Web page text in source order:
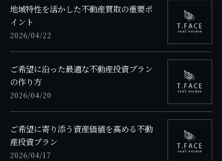
地域特性を活かした不動産買取の重要ポ
イント
2026/04/22
ご希望に沿った最適な不動産投資プラン
の作り方
2026/04/20
ご希望に寄り添う資産価値を高める不動
産投資プラン
2026/04/17